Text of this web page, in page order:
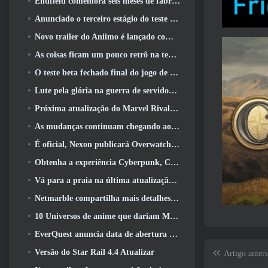
Artigo
Anunciado o terceiro estágio do teste beta fechado das batalhas de infantaria do War Thunder
Novo trailer do Aniimo é lançado com o lançamento do último teste beta fechado
As coisas ficam um pouco retrô na temporada final 11 Atualizar
O teste beta fechado final do jogo de tiro F2P da Nexon Sudden Attack Zero Point começou hoje
Lute pela glória na guerra de servidores do Lineage II
Próxima atualização do Marvel Rivals leva a luta até os deuses
As mudanças continuam chegando ao RuneScape. Desta vez é a habitação do jogador
É oficial, Nexon publicará Overwatch na Coreia do Sul daqui para frente
Obtenha a experiência Cyberpunk, Completo com ciberpsicose, No próximo evento de crossover do Apex Legends
Vá para a praia na última atualização de Palia
Netmarble compartilha mais detalhes sobre o próximo jogo de nivelamento solo, Nivelamento Solo: KARMA na Anime Expo
10 Universos de anime que dariam MMOs incríveis
EverQuest anuncia data de abertura do segundo 2026 Servidor de expansão bloqueado por tempo
Versão do Star Rail 4.4 Atualizar